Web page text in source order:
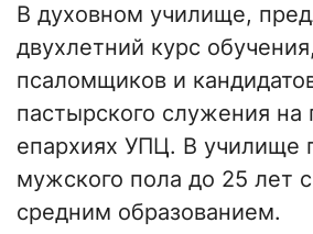
В духовном училище,
двухлетний курс
псаломщиков и
пастырского служения на
епархиях УПЦ. В училище
мужского пола до 25 лет
средним образованием.